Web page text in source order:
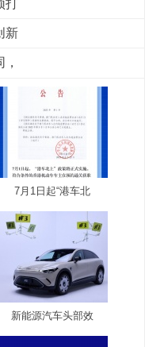
打
新
7月1日起“港车北
新能源汽车头部效